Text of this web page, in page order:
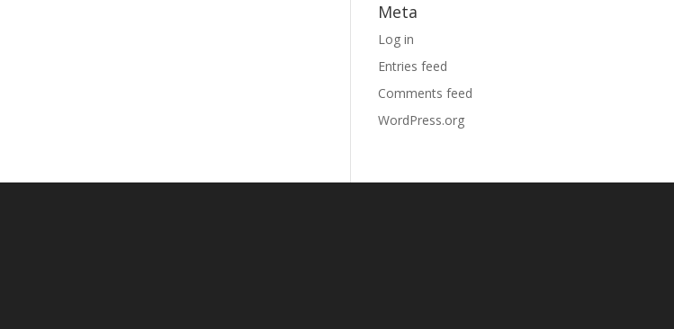
Meta
Log in
Entries feed
Comments feed
WordPress.org